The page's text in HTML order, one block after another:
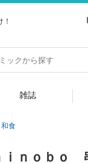
雑誌
和食
ｉｎｏｂｏ